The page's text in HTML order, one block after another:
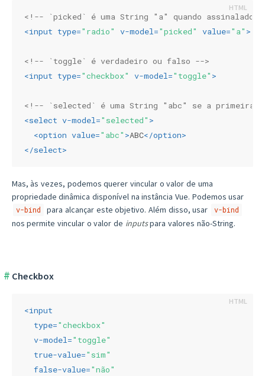
<!-- `picked` é uma String "a" quando assinalado
<input type="radio" v-model="picked" value="a" >
<!-- `toggle` é verdadeiro ou falso -->
<input type="checkbox" v-model="toggle" >
<!-- `selected` é uma String "abc" se a primeira
<select v-model="selected" >
<option value="abc" >ABC</option>
</select>
Mas, às vezes, podemos querer vincular o valor de uma
propriedade dinâmica disponível na instância Vue. Podemos usar
v-bind para alcançar este objetivo. Além disso, usar v-bind
nos permite vincular o valor de inputspara valores não-String.
Checkbox
<input
type="checkbox"
v-model="toggle"
true-value="sim"
false-value="não"